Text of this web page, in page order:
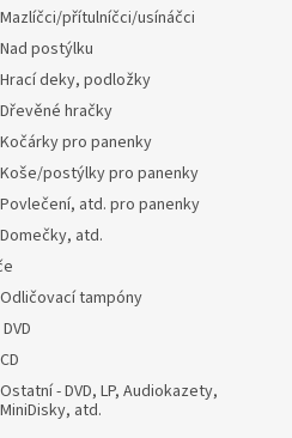
Mazlíčci/přítulníčci/usínáčci
Nad postýlku
Hrací deky, podložky
Dřevěné hračky
Kočárky pro panenky
Koše/postýlky pro panenky
Povlečení, atd. pro panenky
Domečky, atd.
Odličovací tampóny
CD
Ostatní - DVD, LP, Audiokazety,
MiniDisky, atd.